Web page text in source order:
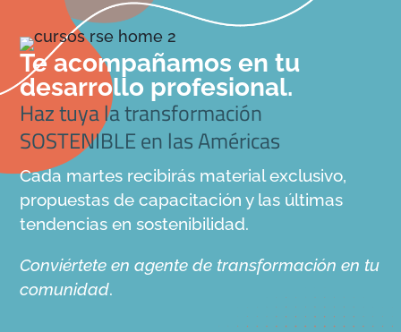
Te acompañamos en tu
desarrollo profesional.
Haz tuya la transformación
SOSTENIBLE en las Américas
Cada martes recibirás material exclusivo,
propuestas de capacitación y las últimas
tendencias en sostenibilidad.
Conviértete en agente de transformación en tu
comunidad.